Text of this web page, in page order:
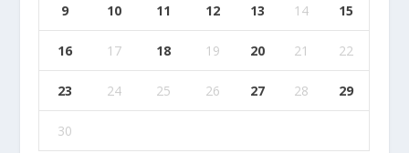
9 10 11 12 13 14 15
16 17 18 19 20 21 22
23 24 25 26 27 28 29
30